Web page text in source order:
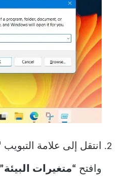
انتقل إلى علامة التبويب
وافتح “متغيرات البيئة”